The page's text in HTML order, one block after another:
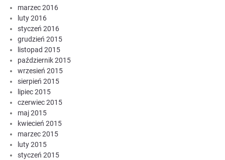
marzec 2016
luty 2016
styczeń 2016
grudzień 2015
listopad 2015
październik 2015
wrzesień 2015
sierpień 2015
lipiec 2015
czerwiec 2015
maj 2015
kwiecień 2015
marzec 2015
luty 2015
styczeń 2015